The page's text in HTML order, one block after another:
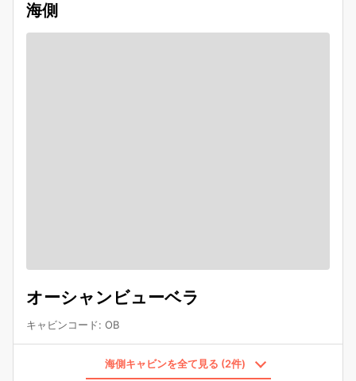
海側
オーシャンビューベラ
キャビンコード: OB
海側キャビンを全て見る (2件)